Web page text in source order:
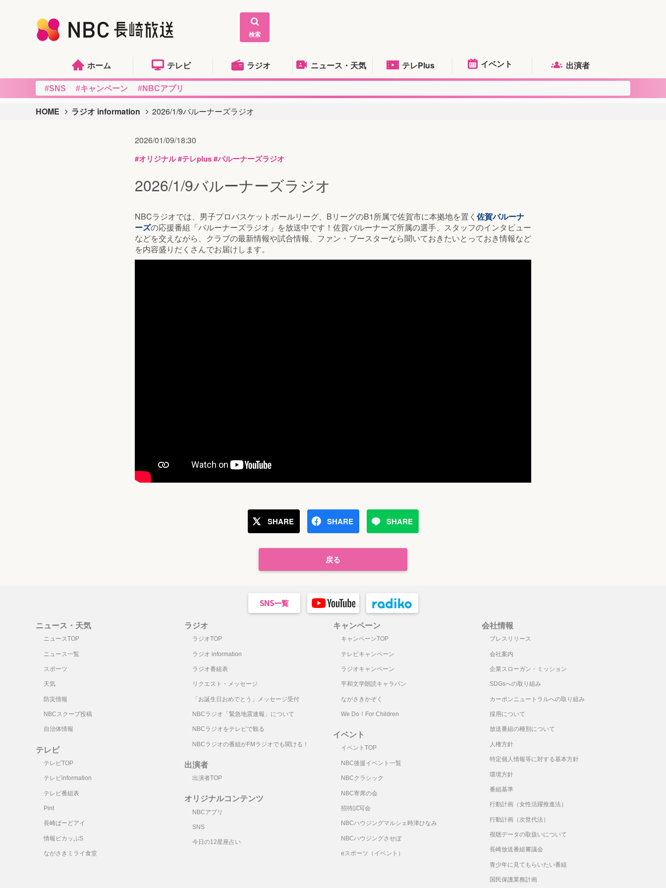
検索
ホーム テレビ ラジオ ニュース・天気 テレPlus イベント 出演者
#SNS #キャンペーン #NBCアプリ
HOME ラジオ information 2026/1/9バルーナーズラジオ
2026/01/09/18:30
#オリジナル#テレplus#バルーナーズラジオ
2026/1/9バルーナーズラジオ
NBCラジオでは、男子プロバスケットボールリーグ、BリーグのB1所属で佐賀市に本拠地を置く 佐賀バルーナ
ーズの応援番組「バルーナーズラジオ」を放送中です！佐賀バルーナーズ所属の選手、スタッフのインタビュー
などを交えながら、クラブの最新情報や試合情報、ファン・ブースターなら聞いておきたいとっておき情報など
を内容盛りだくさんでお届けします。
SHARE SHARE SHARE
戻る
ニュース・天気
ニュースTOP
ニュース一覧
スポーツ
天気
防災情報
NBCスクープ投稿
自治体情報
テレビ
テレビTOP
テレビinformation
テレビ番組表
Pint
長崎ばーどアイ
情報ピカッぷS
ながさきミライ食堂
ラジオ
ラジオTOP
ラジオ information
ラジオ番組表
リクエスト・メッセージ
「お誕生日おめでとう」メッセージ受付
NBCラジオ「緊急地震速報」について
NBCラジオをテレビで観る
NBCラジオの番組がFMラジオでも聞ける！
出演者
出演者TOP
オリジナルコンテンツ
NBCアプリ
SNS
今日の12星座占い
キャンペーン
キャンペーンTOP
テレビキャンペーン
ラジオキャンペーン
平和文学朗読キャラバン
ながさきかぞく
We Do！For Children
イベント
イベントTOP
NBC後援イベント一覧
NBCクラシック
NBC寄席の会
招待試写会
NBCハウジングマルシェ時津ひなみ
NBCハウジングさせぼ
eスポーツ（イベント）
会社情報
プレスリリース
会社案内
企業スローガン・ミッション
SDGsへの取り組み
カーボンニュートラルへの取り組み
採用について
放送番組の種別について
人権方針
特定個人情報等に対する基本方針
環境方針
番組基準
行動計画（女性活躍推進法）
行動計画（次世代法）
視聴データの取扱いについて
長崎放送番組審議会
青少年に見てもらいたい番組
国民保護業務計画